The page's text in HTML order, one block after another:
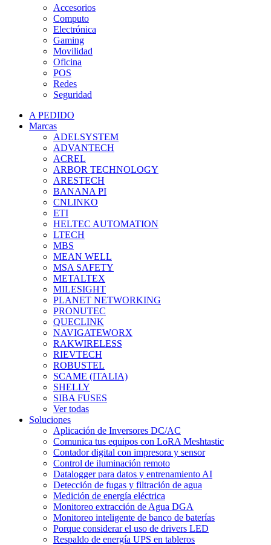
Accesorios
Computo
Electrónica
Gaming
Movilidad
Oficina
POS
Redes
Seguridad
A PEDIDO
Marcas
ADELSYSTEM
ADVANTECH
ACREL
ARBOR TECHNOLOGY
ARESTECH
BANANA PI
CNLINKO
ETI
HELTEC AUTOMATION
LTECH
MBS
MEAN WELL
MSA SAFETY
METALTEX
MILESIGHT
PLANET NETWORKING
PRONUTEC
QUECLINK
NAVIGATEWORX
RAKWIRELESS
RIEVTECH
ROBUSTEL
SCAME (ITALIA)
SHELLY
SIBA FUSES
Ver todas
Soluciones
Aplicación de Inversores DC/AC
Comunica tus equipos con LoRA Meshtastic
Contador digital con impresora y sensor
Control de iluminación remoto
Datalogger para datos y entrenamiento AI
Detección de fugas y filtración de agua
Medición de energía eléctrica
Monitoreo extracción de Agua DGA
Monitoreo inteligente de banco de baterías
Porque considerar el uso de drivers LED
Respaldo de energía UPS en tableros